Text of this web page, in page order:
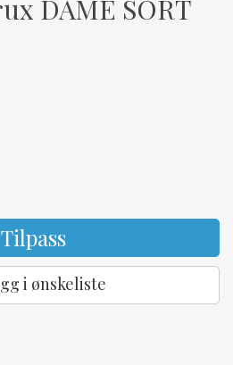
DAME SORT
Tilpass
i ønskeliste